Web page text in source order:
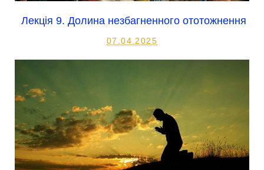
Лекція 9. Долина незбагненного ототожнення
07.04.2025